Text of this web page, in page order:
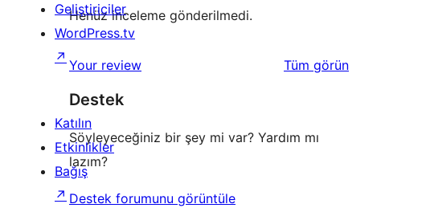
Henüz inceleme gönderilmedi.
Your review Tüm değerlendirmeleri
görün
Destek
Söyleyeceğiniz bir şey mi var? Yardım mı
lazım?
Destek forumunu görüntüle
Geliştiriciler
WordPress.tv
↗
Katılın
Etkinlikler
Bağış
↗